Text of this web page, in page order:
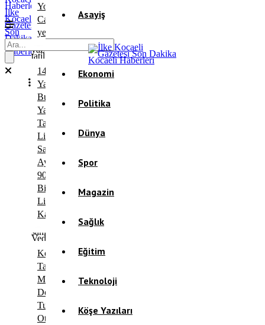
İlke
Kocaeli
Gazetesi
Son
Dakika
Kocaeli
Haberleri
Asayiş
Gündem
Ekonomi
Politika
Dünya
Spor
Magazin
Sağlık
Eğitim
Teknoloji
Köşe Yazıları
Yolu
Caddesi
yenilendi
14
Yaşındaki
Buğra
Yaz
Tatilinde
Limonata
Sattı,
Aylık
90
Bin
Lira
Kazandı
Kocaeli’de
Tarihi
Motiflerle
Donatılan
Tur
Otobüsü